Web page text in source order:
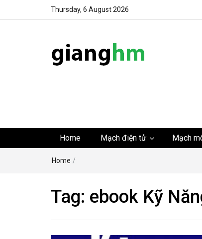
Thursday, 6 August 2026
Home Mạch điện tử Mạch
Home /
Tag: ebook Kỹ